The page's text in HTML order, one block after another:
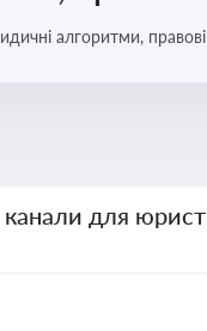
алгоритми,
для